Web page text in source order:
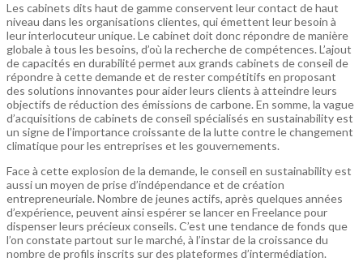
Les cabinets dits haut de gamme conservent leur contact de haut
niveau dans les organisations clientes, qui émettent leur besoin à
leur interlocuteur unique. Le cabinet doit donc répondre de manière
globale à tous les besoins, d’où la recherche de compétences. L’ajout
de capacités en durabilité permet aux grands cabinets de conseil de
répondre à cette demande et de rester compétitifs en proposant
des solutions innovantes pour aider leurs clients à atteindre leurs
objectifs de réduction des émissions de carbone. En somme, la vague
d’acquisitions de cabinets de conseil spécialisés en sustainability est
un signe de l’importance croissante de la lutte contre le changement
climatique pour les entreprises et les gouvernements.
Face à cette explosion de la demande, le conseil en sustainability est
aussi un moyen de prise d’indépendance et de création
entrepreneuriale. Nombre de jeunes actifs, après quelques années
d’expérience, peuvent ainsi espérer se lancer en Freelance pour
dispenser leurs précieux conseils. C’est une tendance de fonds que
l’on constate partout sur le marché, à l’instar de la croissance du
nombre de profils inscrits sur des plateformes d’intermédiation.